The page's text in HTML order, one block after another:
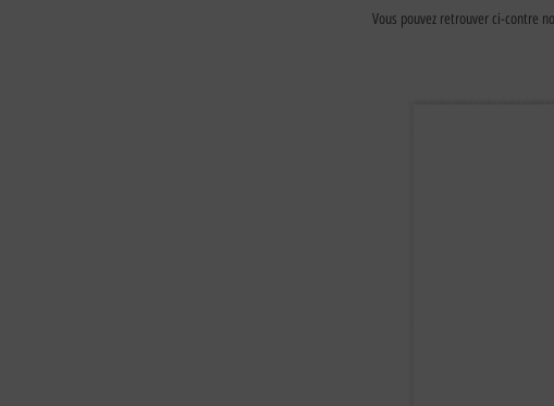
Vous pouvez retrouver ci-contre